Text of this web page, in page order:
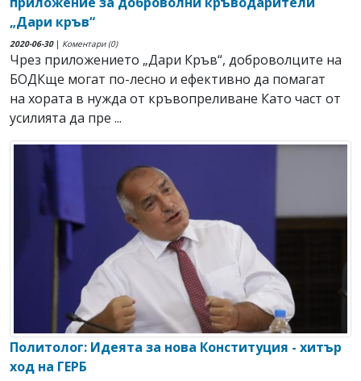
„Дари кръв“
2020-06-30| Коментари (0)
Чрез приложението „Дари Кръв“, доброволците на
БОДКще могат по-лесно и ефективно да помагат
на хората в нужда от кръвопреливане Като част от
усилията да пре ...
Политолог: Идеята за нова Конституция - хитър
ход на ГЕРБ